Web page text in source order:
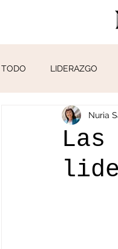
TODO LIDERAZGO
PRODUCTIVIDADNuria